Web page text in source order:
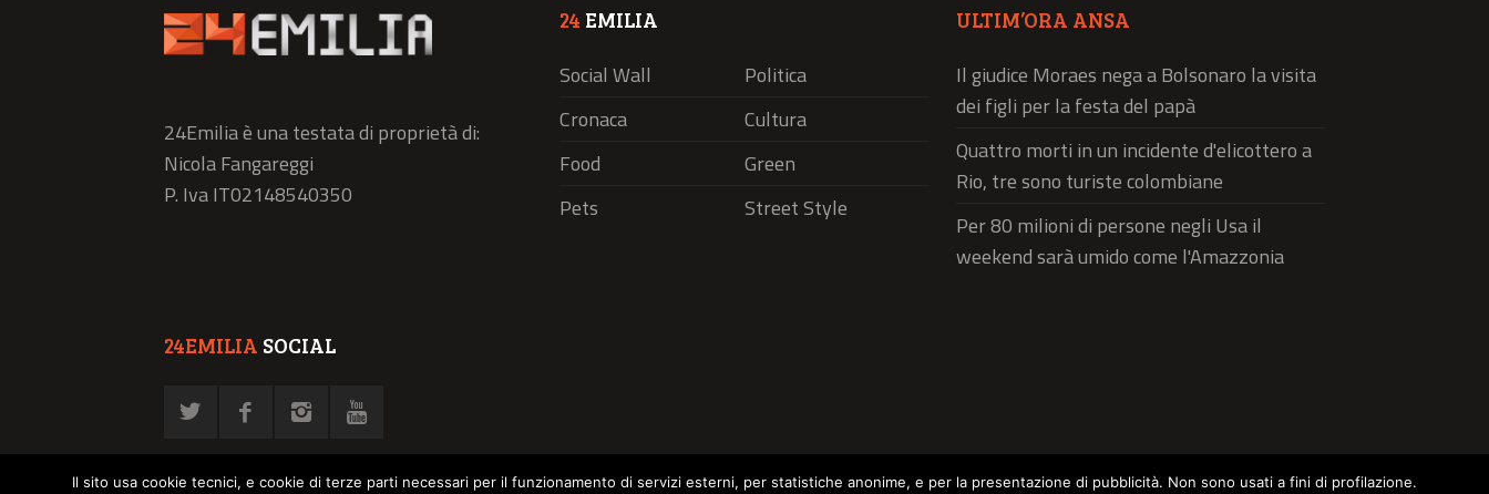
24Emilia è una testata di proprietà di:
Nicola Fangareggi
P. Iva IT02148540350
24 EMILIA
Social Wall
Politica
Cronaca
Cultura
Food
Green
Pets
Street Style
ULTIM’ORA ANSA
Il giudice Moraes nega a Bolsonaro la visita
dei figli per la festa del papà
Quattro morti in un incidente d'elicottero a
Rio, tre sono turiste colombiane
Per 80 milioni di persone negli Usa il
weekend sarà umido come l'Amazzonia
24EMILIA SOCIAL
Il sito usa cookie tecnici, e cookie di terze parti necessari per il funzionamento di servizi esterni, per statistiche anonime, e per la presentazione di pubblicità. Non sono usati a fini di profilazione.